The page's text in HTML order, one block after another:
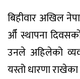
बिहीवार अखिल
औँ स्थापना
उनले अहिलेको
यस्तो धारणा